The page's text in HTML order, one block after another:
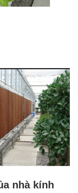
nhà kính